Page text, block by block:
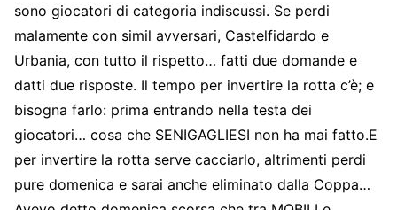
sono giocatori di categoria indiscussi. Se perdi
malamente con simil avversari, Castelfidardo e
Urbania, con tutto il rispetto… fatti due domande e
datti due risposte. Il tempo per invertire la rotta c’è; e
bisogna farlo: prima entrando nella testa dei
giocatori… cosa che SENIGAGLIESI non ha mai fatto.E
per invertire la rotta serve cacciarlo, altrimenti perdi
pure domenica e sarai anche eliminato dalla Coppa…